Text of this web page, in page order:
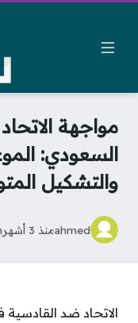
مواجهة
السعودي:
والتشكيل
ahmedمنذ 3 أشهر
الاتحاد ضد